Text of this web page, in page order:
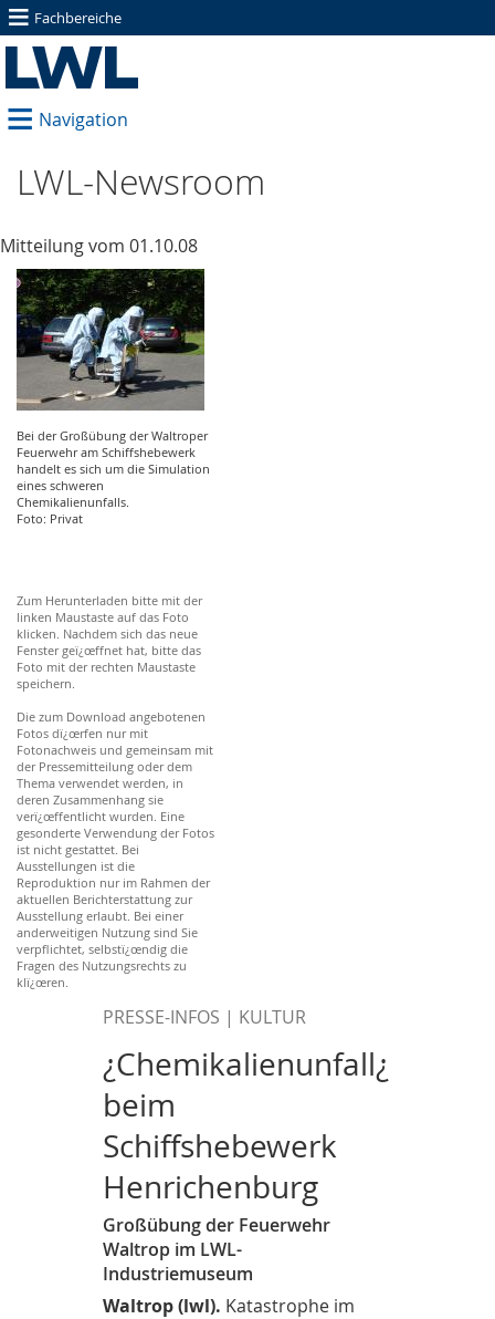
≡ Fachbereiche
≡ Navigation
LWL-Newsroom
Mitteilung vom 01.10.08
Bei der Großübung der Waltroper
Feuerwehr am Schiffshebewerk
handelt es sich um die Simulation
eines schweren
Chemikalienunfalls.
Foto: Privat
Zum Herunterladen bitte mit der
linken Maustaste auf das Foto
klicken. Nachdem sich das neue
Fenster geï¿œffnet hat, bitte das
Foto mit der rechten Maustaste
speichern.
Die zum Download angebotenen
Fotos dï¿œrfen nur mit
Fotonachweis und gemeinsam mit
der Pressemitteilung oder dem
Thema verwendet werden, in
deren Zusammenhang sie
verï¿œffentlicht wurden. Eine
gesonderte Verwendung der Fotos
ist nicht gestattet. Bei
Ausstellungen ist die
Reproduktion nur im Rahmen der
aktuellen Berichterstattung zur
Ausstellung erlaubt. Bei einer
anderweitigen Nutzung sind Sie
verpflichtet, selbstï¿œndig die
Fragen des Nutzungsrechts zu
klï¿œren.
PRESSE-INFOS | KULTUR
¿Chemikalienunfall¿
beim
Schiffshebewerk
Henrichenburg
Großübung der Feuerwehr
Waltrop im LWL-
Industriemuseum
Waltrop (lwl). Katastrophe im